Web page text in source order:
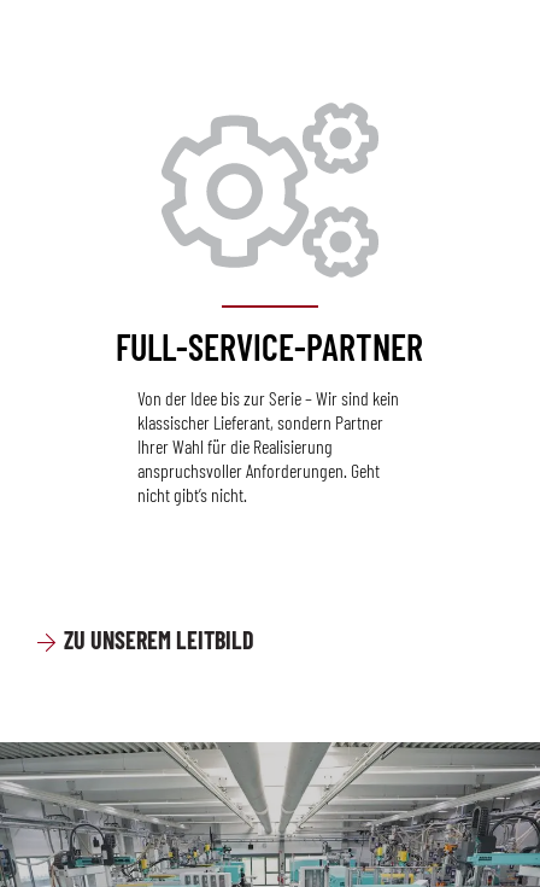
FULL-SERVICE-PARTNER
Von der Idee bis zur Serie – Wir sind kein
klassischer Lieferant, sondern Partner
Ihrer Wahl für die Realisierung
anspruchsvoller Anforderungen. Geht
nicht gibt’s nicht.
ZU UNSEREM LEITBILD